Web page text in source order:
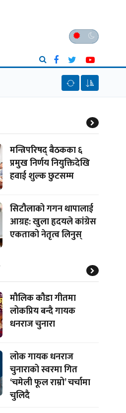
मन्त्रिपरिषद् बैठकका ६
प्रमुख निर्णय नियुक्तिदेखि
हवाई शुल्क छुटसम्म
सिटौलाको गगन थापालाई
आग्रह: खुला हृदयले कांग्रेस
एकताको नेतृत्व लिनुस्
मौलिक कौडा गीतमा
लोकप्रिय बन्दै गायक
धनराज चुनारा
लोक गायक धनराज
चुनाराको स्वरमा गित
‘चमेली फूल राम्रो’ चर्चामा
चुलिदै